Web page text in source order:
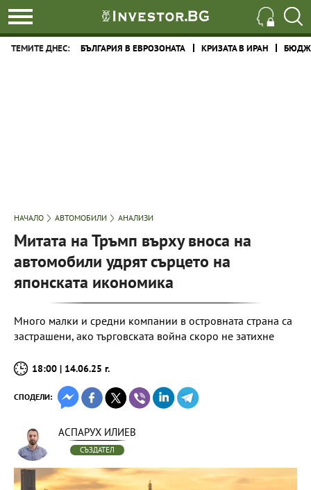
ТЕМИТЕ ДНЕС: БЪЛГАРИЯ В ЕВРОЗОНАТА КРИЗАТА В ИРАН
НАЧАЛО АВТОМОБИЛИ АНАЛИЗИ
Митата на Тръмп върху вноса на
автомобили удрят сърцето на
японската икономика
Много малки и средни компании в островната страна са
застрашени, ако търговската война скоро не затихне
18:00 | 14.06.25 г.
СПОДЕЛИ:
АСПАРУХ ИЛИЕВ
СЪЗДАТЕЛ